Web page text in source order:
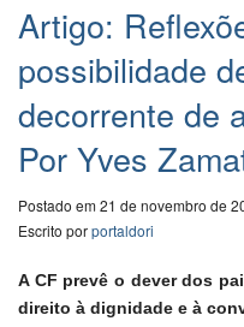
Artigo:
possibilidade
decorrente de
Por Yves
Postado em 21 de novembro de
Escrito porportaldori
A CF prevê o dever dos
direito à dignidade e à